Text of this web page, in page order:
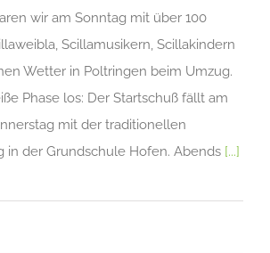
wir am Sonntag mit über 100
Scillamusikern, Scillakindern
Wetter in Poltringen beim Umzug.
Phase los: Der Startschuß fällt am
mit der traditionellen
in der Grundschule Hofen. Abends [...]